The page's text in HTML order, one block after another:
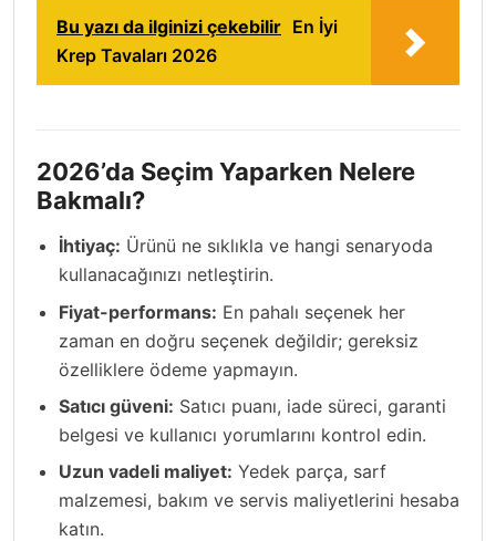
Bu yazı da ilginizi çekebilir En İyi
Krep Tavaları 2026
2026’da Seçim Yaparken Nelere
Bakmalı?
İhtiyaç: Ürünü ne sıklıkla ve hangi senaryoda
kullanacağınızı netleştirin.
Fiyat-performans: En pahalı seçenek her
zaman en doğru seçenek değildir; gereksiz
özelliklere ödeme yapmayın.
Satıcı güveni: Satıcı puanı, iade süreci, garanti
belgesi ve kullanıcı yorumlarını kontrol edin.
Uzun vadeli maliyet: Yedek parça, sarf
malzemesi, bakım ve servis maliyetlerini hesaba
katın.